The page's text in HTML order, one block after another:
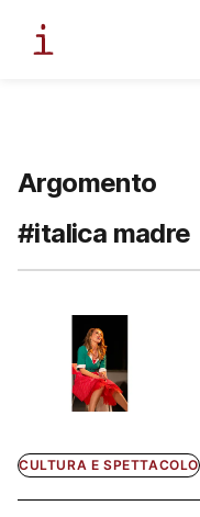
Argomento
#italica madre
CULTURA E SPETTACOLO